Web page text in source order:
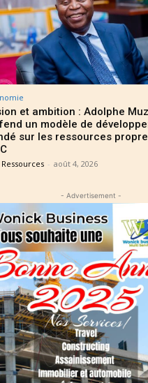
et ambition : Adolphe
un modèle de
sur les ressources
Ressources - août 4, 2026
- Advertisement -